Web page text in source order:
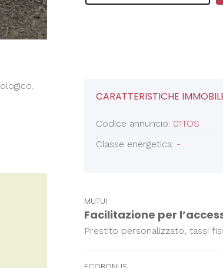
CARATTERISTICHE
Codice annuncio: 01TOS
Classe energetica: -
MUTUI
Facilitazione per
Prestito personalizzato, tassi